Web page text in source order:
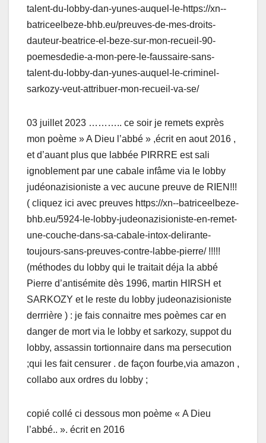
talent-du-lobby-dan-yunes-auquel-le-https://xn--
batriceelbeze-bhb.eu/preuves-de-mes-droits-
dauteur-beatrice-el-beze-sur-mon-recueil-90-
poemesdedie-a-mon-pere-le-faussaire-sans-
talent-du-lobby-dan-yunes-auquel-le-criminel-
sarkozy-veut-attribuer-mon-recueil-va-se/
03 juillet 2023 ……….. ce soir je remets exprès
mon poème » A Dieu l’abbé » ,écrit en aout 2016 ,
et d’auant plus que labbée PIRRRE est sali
ignoblement par une cabale infâme via le lobby
judéonazisioniste a vec aucune preuve de RIEN!!!
( cliquez ici avec preuves https://xn--batriceelbeze-
bhb.eu/5924-le-lobby-judeonazisioniste-en-remet-
une-couche-dans-sa-cabale-intox-delirante-
toujours-sans-preuves-contre-labbe-pierre/ !!!!!
(méthodes du lobby qui le traitait déja la abbé
Pierre d’antisémite dès 1996, martin HIRSH et
SARKOZY et le reste du lobby judeonazisioniste
derrrière ) : je fais connaitre mes poèmes car en
danger de mort via le lobby et sarkozy, suppot du
lobby, assassin tortionnaire dans ma persecution
;qui les fait censurer . de façon fourbe,via amazon ,
collabo aux ordres du lobby ;
copié collé ci dessous mon poème « A Dieu
l’abbé.. ». écrit en 2016